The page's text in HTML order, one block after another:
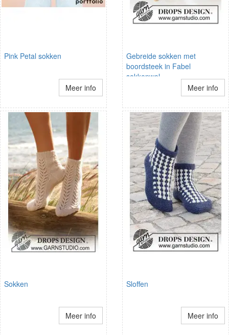
Pink Petal sokken
Meer info
Gebreide sokken met
boordsteek in Fabel
sokkenwol
Meer info
Sokken
Meer info
Sloffen
Meer info